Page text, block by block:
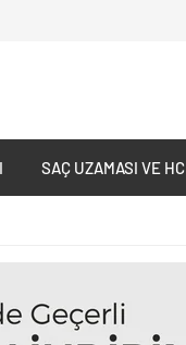
SAÇ UZAMASI VE HC